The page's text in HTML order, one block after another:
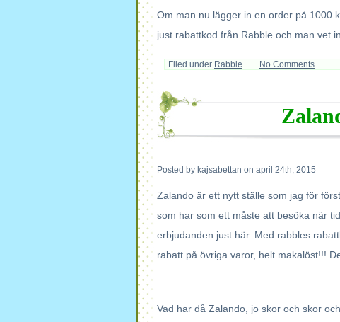
Om man nu lägger in en order på 1000
just rabattkod från Rabble och man vet
Filed under Rabble No Comments
Posted by kajsabettan on april 24th, 2015
Zalando är ett nytt ställe som jag för
som har som ett måste att besöka när
erbjudanden just här. Med rabbles
rabatt på övriga varor, helt makalöst!!!
Vad har då Zalando, jo skor och skor